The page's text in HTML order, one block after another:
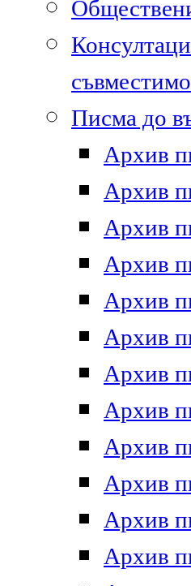
Писма до
Архив
Архив
Архив
Архив
Архив
Архив
Архив
Архив
Архив
Архив
Архив
Архив